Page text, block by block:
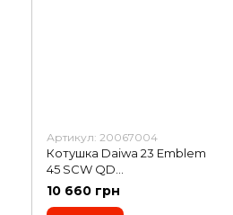
Артикул: 20067004
Котушка Daiwa 23 Emblem
45 SCW QD
(20067004/2249520)
10 660 грн